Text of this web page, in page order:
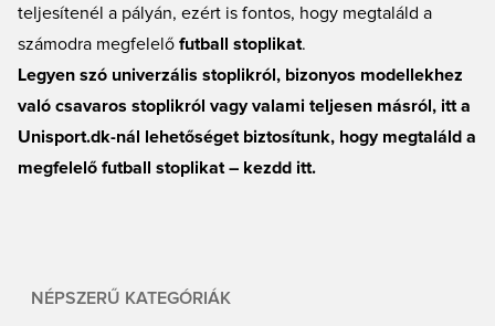
teljesítenél a pályán, ezért is fontos, hogy megtaláld a
számodra megfelelő futball stoplikat.
Legyen szó univerzális stoplikról, bizonyos modellekhez
való csavaros stoplikról vagy valami teljesen másról, itt a
Unisport.dk-nál lehetőséget biztosítunk, hogy megtaláld a
megfelelő futball stoplikat – kezdd itt.
NÉPSZERŰ KATEGÓRIÁK